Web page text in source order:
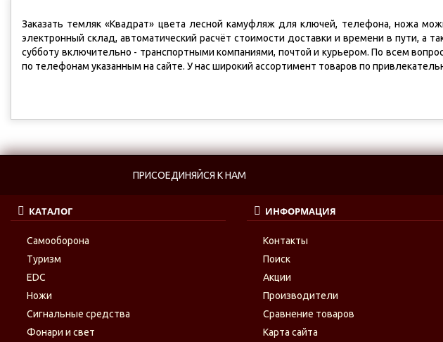
Заказать темляк «Квадрат» цвета лесной камуфляж для ключей, телефона, ножа
электронный склад, автоматический расчёт стоимости доставки и времени в пути, а
субботу включительно - транспортными компаниями, почтой и курьером. По всем
по телефонам указанным на сайте. У нас широкий ассортимент товаров по
ПРИСОЕДИНЯЙСЯ К НАМ
КАТАЛОГ
Самооборона
Туризм
EDC
Ножи
Сигнальные средства
Фонари и свет
ИНФОРМАЦИЯ
Контакты
Поиск
Акции
Производители
Сравнение товаров
Карта сайта